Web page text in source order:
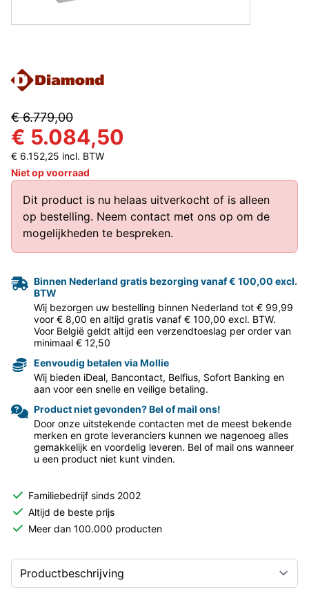
€ 6.779,00
€ 5.084,50
€ 6.152,25 incl. BTW
Niet op voorraad
Dit product is nu helaas uitverkocht of is alleen
op bestelling. Neem contact met ons op om de
mogelijkheden te bespreken.
Binnen Nederland gratis bezorging vanaf € 100,00 excl.
BTW
Wij bezorgen uw bestelling binnen Nederland tot € 99,99
voor € 8,00 en altijd gratis vanaf € 100,00 excl. BTW.
Voor België geldt altijd een verzendtoeslag per order van
minimaal € 12,50
Eenvoudig betalen via Mollie
Wij bieden iDeal, Bancontact, Belfius, Sofort Banking en
aan voor een snelle en veilige betaling.
Product niet gevonden? Bel of mail ons!
Door onze uitstekende contacten met de meest bekende
merken en grote leveranciers kunnen we nagenoeg alles
gemakkelijk en voordelig leveren. Bel of mail ons wanneer
u een product niet kunt vinden.
Familiebedrijf sinds 2002
Altijd de beste prijs
Meer dan 100.000 producten